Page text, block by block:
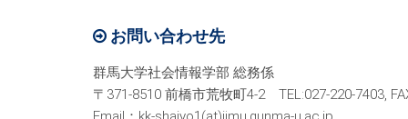
お問い合わせ先
群馬大学社会情報学部 総務係
〒371-8510 前橋市荒牧町4-2 TEL:027-220-7403,